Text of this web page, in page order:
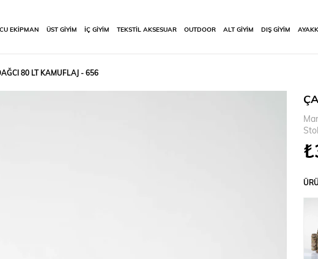
EKİPMAN ÜST GİYİM İÇ GİYİM TEKSTİL AKSESUAR OUTDOOR ALT GİYİM DIŞ GİYİM
80 LT KAMUFLAJ - 656